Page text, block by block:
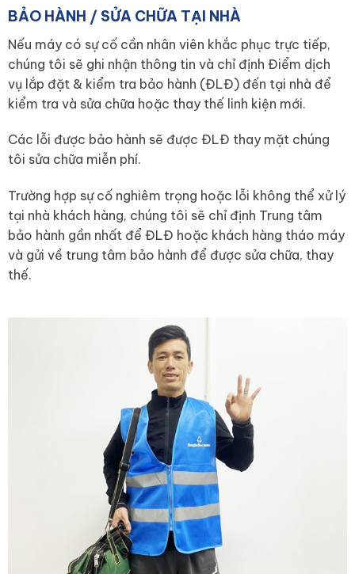
BẢO HÀNH / SỬA CHỮA TẠI NHÀ
Nếu máy có sự cố cần nhân viên khắc phục trực tiếp,
chúng tôi sẽ ghi nhận thông tin và chỉ định Điểm dịch
vụ lắp đặt & kiểm tra bảo hành (ĐLĐ) đến tại nhà để
kiểm tra và sửa chữa hoặc thay thế linh kiện mới.
Các lỗi được bảo hành sẽ được ĐLĐ thay mặt chúng
tôi sửa chữa miễn phí.
Trường hợp sự cố nghiêm trọng hoặc lỗi không thể xử lý
tại nhà khách hàng, chúng tôi sẽ chỉ định Trung tâm
bảo hành gần nhất để ĐLĐ hoặc khách hàng tháo máy
và gửi về trung tâm bảo hành để được sửa chữa, thay
thế.